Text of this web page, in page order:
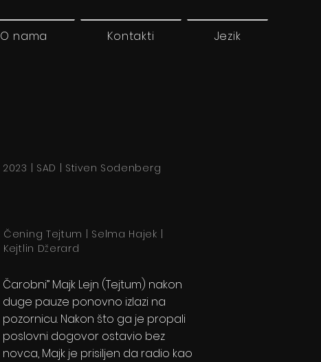
O nama Kontakti Jezik
2023 | SAD | Stiven Sodenberg
Čening Tejtum | Selma Hajek |
Kejtlin Džerard
Čarobni” Majk Lejn (Tejtum) nakon
duge pauze ponovno izlazi na
pozornicu. Nakon što ga je propali
poslovni dogovor ostavio bez
novca, Majk je prisiljen da radio kao